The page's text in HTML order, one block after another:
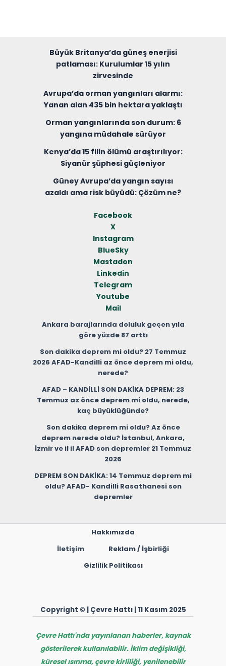
Büyük Britanya’da güneş enerjisi
patlaması: Kurulumlar 15 yılın
zirvesinde
Avrupa’da orman yangınları alarmı:
Yanan alan 435 bin hektara yaklaştı
Orman yangınlarında son durum: 6
yangına müdahale sürüyor
Kenya’da 15 filin ölümü araştırılıyor:
Siyanür şüphesi güçleniyor
Güney Avrupa’da yangın sayısı
azaldı ama risk büyüdü: Çözüm ne?
Facebook
X
Instagram
BlueSky
Mastadon
Linkedin
Telegram
Youtube
Mail
Ankara barajlarında doluluk geçen yıla
göre yüzde 87 arttı
Son dakika deprem mi oldu? 27 Temmuz
2026 AFAD-Kandilli az önce deprem mi oldu,
nerede?
AFAD – KANDİLLİ SON DAKİKA DEPREM: 23
Temmuz az önce deprem mi oldu, nerede,
kaç büyüklüğünde?
Son dakika deprem mi oldu? Az önce
deprem nerede oldu? İstanbul, Ankara,
İzmir ve il il AFAD son depremler 21 Temmuz
2026
DEPREM SON DAKİKA: 14 Temmuz deprem mi
oldu? AFAD- Kandilli Rasathanesi son
depremler
Hakkımızda
İletişim
Reklam / İşbirliği
Gizlilik Politikası
Copyright © | Çevre Hattı | 11 Kasım 2025
Çevre Hattı'nda yayınlanan haberler, kaynak
gösterilerek kullanılabilir. İklim değişikliği,
küresel ısınma, çevre kirliliği, yenilenebilir